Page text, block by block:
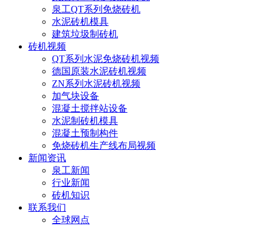
泉工QT系列免烧砖机
水泥砖机模具
建筑垃圾制砖机
砖机视频
QT系列水泥免烧砖机视频
德国原装水泥砖机视频
ZN系列水泥砖机视频
加气块设备
混凝土搅拌站设备
水泥制砖机模具
混凝土预制构件
免烧砖机生产线布局视频
新闻资讯
泉工新闻
行业新闻
砖机知识
联系我们
全球网点